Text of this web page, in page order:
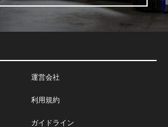
運営会社
利用規約
ガイドライン